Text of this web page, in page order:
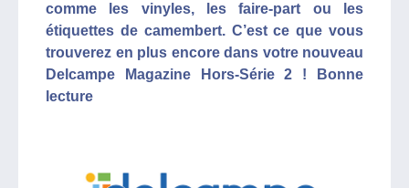
comme les vinyles, les faire-part ou les
étiquettes de camembert. C’est ce que vous
trouverez en plus encore dans votre nouveau
Delcampe Magazine Hors-Série 2 ! Bonne
lecture